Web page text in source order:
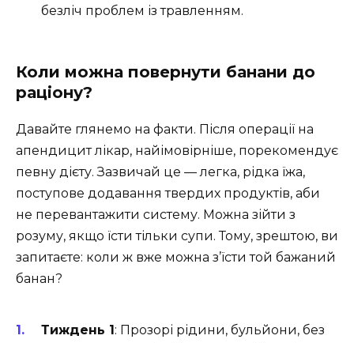
безліч проблем із травленням.
Коли можна повернути банани до
раціону?
Давайте глянемо на факти. Після операції на
апендицит лікар, найімовірніше, порекомендує
певну дієту. Зазвичай це — легка, рідка їжа,
поступове додавання твердих продуктів, аби
не перевантажити систему. Можна зійти з
розуму, якщо їсти тільки супи. Тому, зрештою, ви
запитаєте: коли ж вже можна з’їсти той бажаний
банан?
Тиждень 1 : Прозорі рідини, бульйони, без